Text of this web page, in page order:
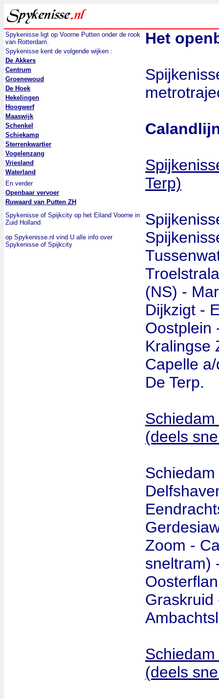
Spykenisse ligt op Voorne Putten onder de rook
van Rotterdam.
Spykenisse kent de volgende wijken :
De Akkers
Centrum
Groenewoud
De Hoek
Hekelingen
Hoogwerf
Maaswijk
Schenkel
Schiekamp
Sterrenkwartier
Vogelenzang
Vriesland
Waterland
En verder
Openbaar vervoer
Ruwaard van Putten ZH
Spykenisse of Spijkcity op het Eiland Voorne in
Zuid Holland
op Spykenisse.nl vind U alle info over
Spykenisse of Spijkcity
Het
Terp)
(NS) -
Dijkzigt -
Oostplein
Kralingse
Capelle
De Terp.
(deels
Zoom -
sneltram)
Graskruid
(deels